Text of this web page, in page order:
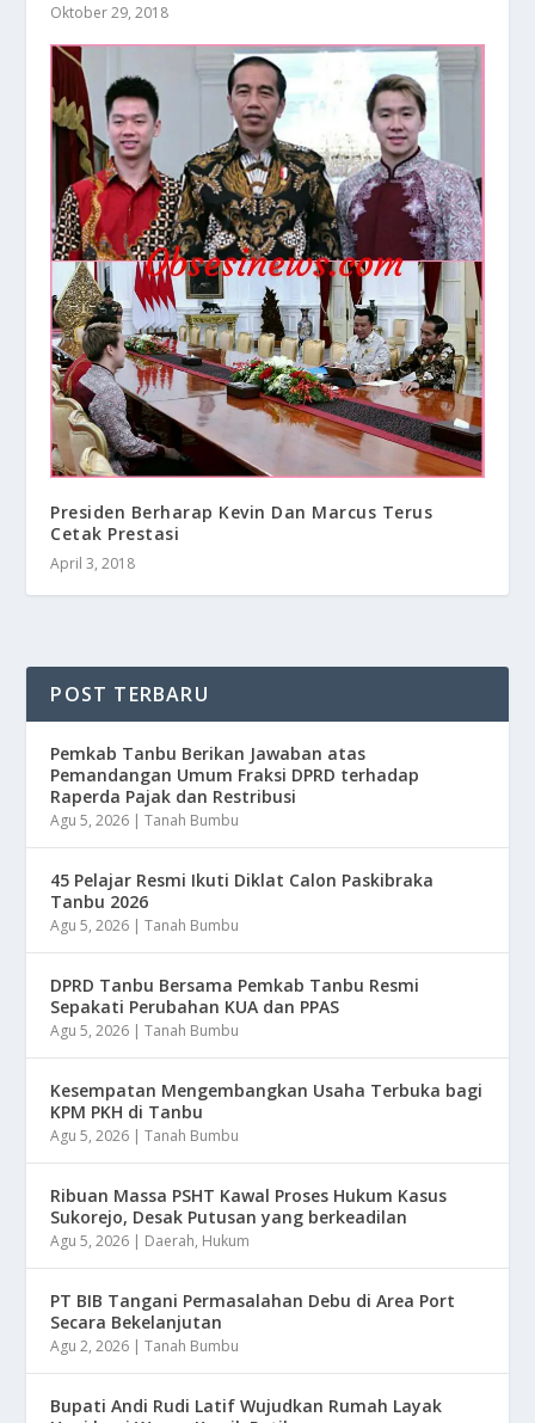
Oktober 29, 2018
Presiden Berharap Kevin Dan Marcus Terus
Cetak Prestasi
April 3, 2018
POST TERBARU
Pemkab Tanbu Berikan Jawaban atas
Pemandangan Umum Fraksi DPRD terhadap
Raperda Pajak dan Restribusi
Agu 5, 2026 |Tanah Bumbu
45 Pelajar Resmi Ikuti Diklat Calon Paskibraka
Tanbu 2026
Agu 5, 2026 |Tanah Bumbu
DPRD Tanbu Bersama Pemkab Tanbu Resmi
Sepakati Perubahan KUA dan PPAS
Agu 5, 2026 |Tanah Bumbu
Kesempatan Mengembangkan Usaha Terbuka bagi
KPM PKH di Tanbu
Agu 5, 2026 |Tanah Bumbu
Ribuan Massa PSHT Kawal Proses Hukum Kasus
Sukorejo, Desak Putusan yang berkeadilan
Agu 5, 2026 | Daerah, Hukum
PT BIB Tangani Permasalahan Debu di Area Port
Secara Bekelanjutan
Agu 2, 2026 |Tanah Bumbu
Bupati Andi Rudi Latif Wujudkan Rumah Layak